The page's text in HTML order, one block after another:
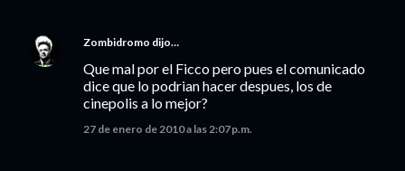
Zombidromo dijo…
Que mal por el Ficco pero pues el comunicado
dice que lo podrian hacer despues, los de
cinepolis a lo mejor?
27 de enero de 2010 a las 2:07 p.m.